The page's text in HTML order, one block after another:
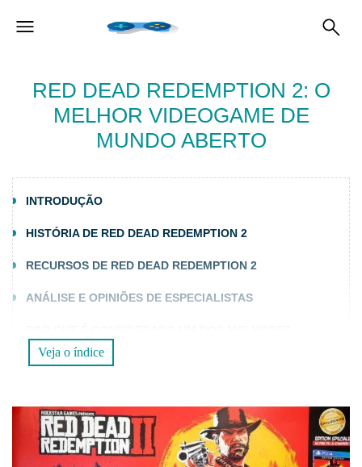
RED DEAD REDEMPTION 2: O
MELHOR VIDEOGAME DE
MUNDO ABERTO
INTRODUÇÃO
HISTÓRIA DE RED DEAD REDEMPTION 2
RECURSOS DE RED DEAD REDEMPTION 2
ANÁLISE E OPINIÕES DE ESPECIALISTAS
VIDEOGAMES?
PROCESSO DE DESENVOLVIMENTO
PERGUNTAS FREQUENTES
Veja o índice